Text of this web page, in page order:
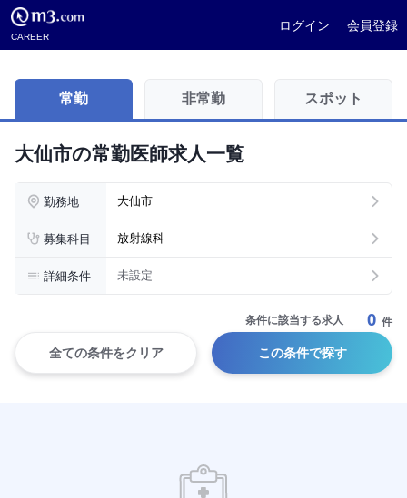
CAREER
ログイン 会員登録
常勤 非常勤 スポット
大仙市の常勤医師求人一覧
勤務地 大仙市
募集科目 放射線科
詳細条件 未設定
条件に該当する求人 0 件
全ての条件をクリア この条件で探す